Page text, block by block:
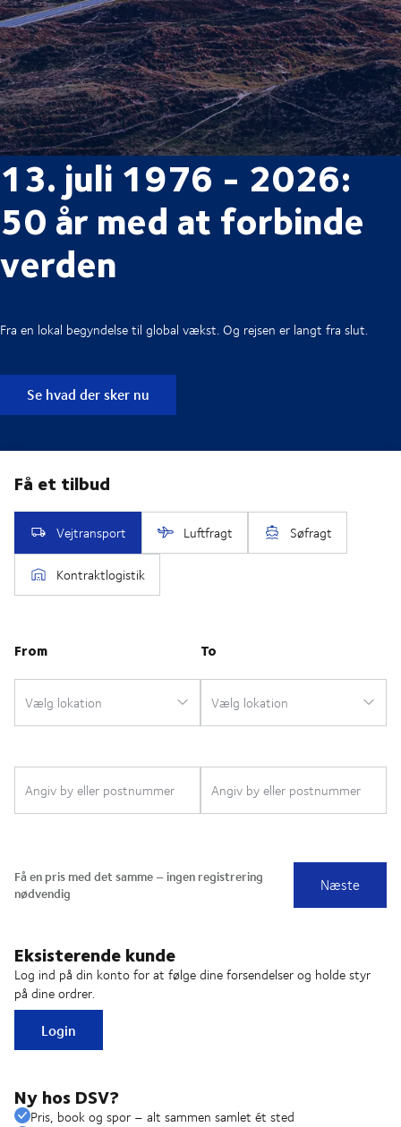
13. juli 1976 - 2026:
50 år med at forbinde
verden
Fra en lokal begyndelse til global vækst. Og rejsen er langt fra slut.
Se hvad der sker nu
Eksisterende kunde
Log ind på din konto for at følge dine forsendelser og holde styr
på dine ordrer.
Login
Ny hos DSV?
Pris, book og spor – alt sammen samlet ét sted